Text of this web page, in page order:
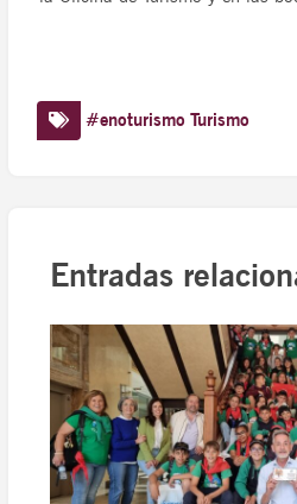
#enoturismo Turismo
Entradas